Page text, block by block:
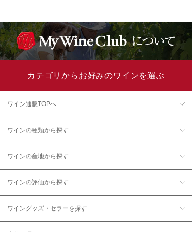
カテゴリからお好みのワインを選ぶ
ワイン通販TOPへ
ワインの種類から探す
ワインの産地から探す
ワインの評価から探す
ワイングッズ・セラーを探す